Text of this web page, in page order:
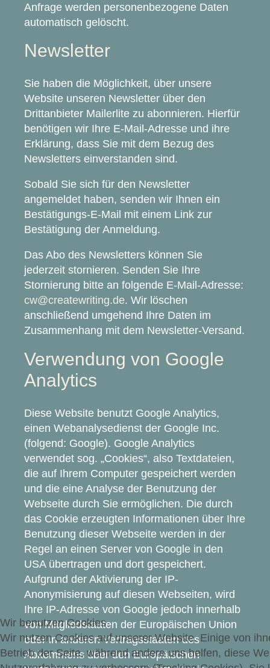
Anfrage werden personenbezogene Daten
automatisch gelöscht.
Newsletter
Sie haben die Möglichkeit, über unsere
Website unseren Newsletter über den
Drittanbieter Mailerlite zu abonnieren. Hierfür
benötigen wir Ihre E-Mail-Adresse und ihre
Erklärung, dass Sie mit dem Bezug des
Newsletters einverstanden sind.
Sobald Sie sich für den Newsletter
angemeldet haben, senden wir Ihnen ein
Bestätigungs-E-Mail mit einem Link zur
Bestätigung der Anmeldung.
Das Abo des Newsletters können Sie
jederzeit stornieren. Senden Sie Ihre
Stornierung bitte an folgende E-Mail-Adresse:
cw@createwriting.de. Wir löschen
anschließend umgehend Ihre Daten im
Zusammenhang mit dem Newsletter-Versand.
Verwendung von Google
Analytics
Diese Website benutzt Google Analytics,
einen Webanalysedienst der Google Inc.
(folgend: Google). Google Analytics
verwendet sog. „Cookies“, also Textdateien,
die auf Ihrem Computer gespeichert werden
und die eine Analyse der Benutzung der
Webseite durch Sie ermöglichen. Die durch
das Cookie erzeugten Informationen über Ihre
Benutzung dieser Webseite werden in der
Regel an einen Server von Google in den
USA übertragen und dort gespeichert.
Aufgrund der Aktivierung der IP-
Anonymisierung auf diesen Webseiten, wird
Ihre IP-Adresse von Google jedoch innerhalb
von Mitgliedstaaten der Europäischen Union
oder in anderen Vertragsstaaten des
Abkommens über den Europäischen
Wir benutzen Cookies
Wir nutzen Cookies auf unserer Website. Einige von
Betrieb der Seite, während andere uns helfen, diese